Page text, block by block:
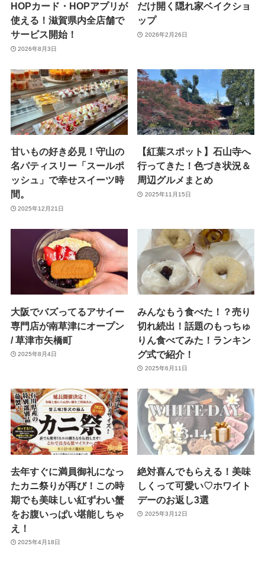
HOPカード・HOPアプリが
使える！滋賀県内全店舗で
サービス開始！
2026年8月3日
だけ開く隠れ家ベイクショ
ップ
2026年2月26日
甘いもの好き必見！守山の
名パティスリー「スールポ
ッシュ」で幸せスイーツ時
間。
2025年12月21日
【紅葉スポット】石山寺へ
行ってきた！色づき状況＆
周辺グルメまとめ
2025年11月15日
大阪でバズってるアサイー
専門店が南草津にオープン
/ 草津市矢橋町
2025年8月4日
みんなもう食べた！？売り
切れ続出！話題のもっちゅ
りん食べてみた！ランキン
グ式で紹介！
2025年6月11日
去年すぐに満員御礼になっ
たカニ祭りが再び！この時
期でも美味しい紅ずわい蟹
をお腹いっぱい堪能しちゃ
え！
2025年4月18日
絶対喜んでもらえる！美味
しくって可愛い♡ホワイト
デーのお返し3選
2025年3月12日